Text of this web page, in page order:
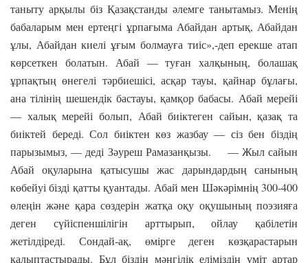
таныту арқылы біз Қазақстанды әлемге танытамыз. Менің
бабаларым мен ертеңгі ұрпағыма Абайдан артық, Абайдан
ұлы, Абайдан киелі ұғым болмауға тиіс»,-деп ерекше атап
көрсеткен болатын. Абай — туған халқының, болашақ
ұрпақтың өнегелі тәрбиешісі, асқар тауы, қайнар бұлағы,
ана тілінің шешендік бастауы, қамқор бабасы. Абай мерейі
— халық мерейі болып, Абай биіктеген сайын, қазақ та
биіктей береді. Сол биіктен көз жазбау — сіз бен біздің
парызымыз, — деді Зәуреш Рамазанқызы. — Жыл сайын
Абай оқуларына қатысушы жас дарындардың санының
көбейуі бізді қатты қуантады. Абай мен Шәкәрімнің 300-400
өлеңін және қара сөздерін жатқа оқу оқушының поэзияға
деген сүйіспеншілігін арттырып, ойлау қабілетін
жетілдіреді. Сондай-ақ, өмірге деген көзқарастарын
қалыптастырады. Бұл біздің мәңгілік еліміздің үміт артар